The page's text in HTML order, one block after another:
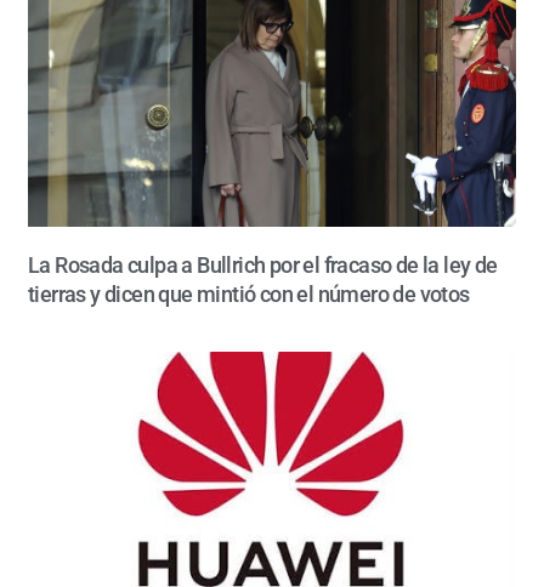
La Rosada culpa a Bullrich por el fracaso de la ley de
tierras y dicen que mintió con el número de votos